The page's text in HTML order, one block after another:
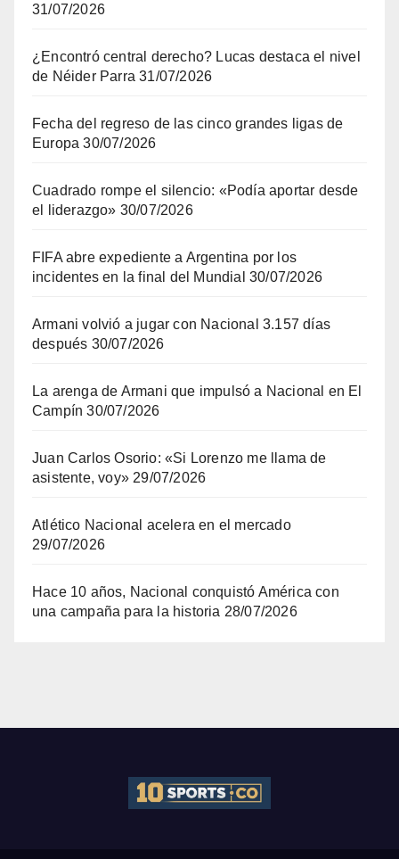
31/07/2026
¿Encontró central derecho? Lucas destaca el nivel
de Néider Parra 31/07/2026
Fecha del regreso de las cinco grandes ligas de
Europa 30/07/2026
Cuadrado rompe el silencio: «Podía aportar desde
el liderazgo» 30/07/2026
FIFA abre expediente a Argentina por los
incidentes en la final del Mundial 30/07/2026
Armani volvió a jugar con Nacional 3.157 días
después 30/07/2026
La arenga de Armani que impulsó a Nacional en El
Campín 30/07/2026
Juan Carlos Osorio: «Si Lorenzo me llama de
asistente, voy» 29/07/2026
Atlético Nacional acelera en el mercado
29/07/2026
Hace 10 años, Nacional conquistó América con
una campaña para la historia 28/07/2026